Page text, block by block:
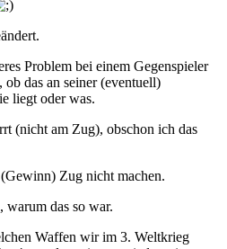
Problem bei einem Gegenspieler
ob das an seiner (eventuell)
liegt oder was.
(nicht am Zug), obschon ich das
Zug nicht machen.
warum das so war.
Waffen wir im 3. Weltkrieg